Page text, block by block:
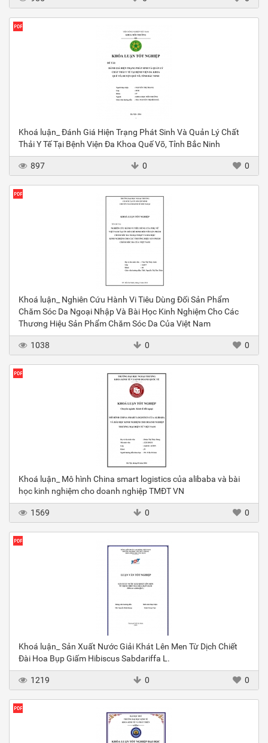
Khoá luận_ Đánh Giá Hiện Trạng Phát Sinh Và Quản Lý Chất
Thải Y Tế Tại Bệnh Viện Đa Khoa Quế Võ, Tỉnh Bắc Ninh
897 0 0
Khoá luận_ Nghiên Cứu Hành Vi Tiêu Dùng Đối Sản Phẩm
Chăm Sóc Da Ngoại Nhập Và Bài Học Kinh Nghiệm Cho Các
Thương Hiệu Sản Phẩm Chăm Sóc Da Của Việt Nam
1038 0 0
Khoá luận_ Mô hình China smart logistics của alibaba và bài
học kinh nghiệm cho doanh nghiệp TMĐT VN
1569 0 0
Khoá luận_ Sản Xuất Nước Giải Khát Lên Men Từ Dịch Chiết
Đài Hoa Bụp Giấm Hibiscus Sabdariffa L.
1219 0 0